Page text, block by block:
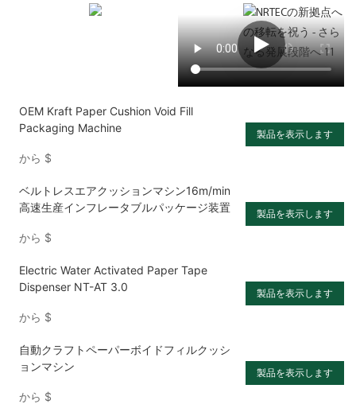
OEM Kraft Paper Cushion Void Fill
Packaging Machine
から $
製品を表示します
ベルトレスエアクッションマシン16m/min
高速生産インフレータブルパッケージ装置
から $
製品を表示します
Electric Water Activated Paper Tape
Dispenser NT-AT 3.0
から $
製品を表示します
自動クラフトペーパーボイドフィルクッシ
ョンマシン
から $
製品を表示します